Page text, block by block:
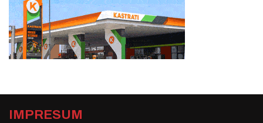
IMPRESUM